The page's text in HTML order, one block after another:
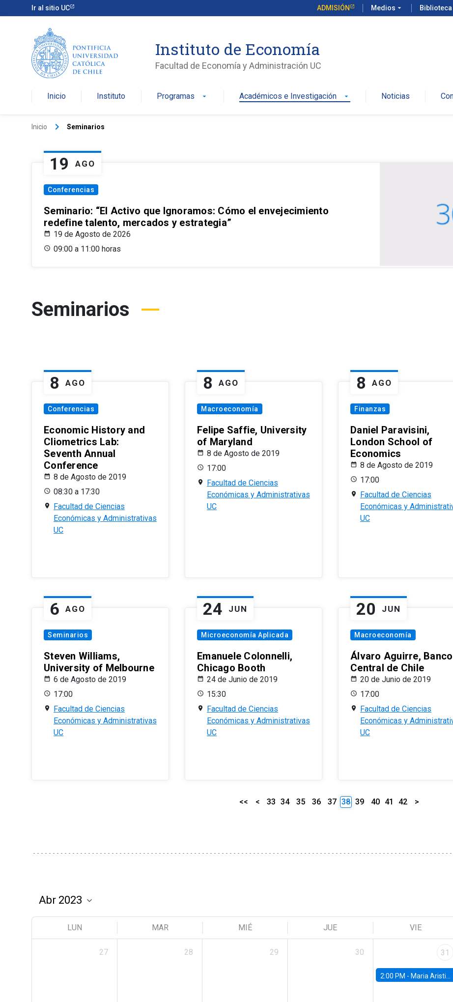
Ir al sitio UC ADMISIÓN Medios arrow_drop_down Biblioteca
Instituto de Economía
Facultad de Economía y Administración UC
Inicio Instituto Programas arrow_drop_down Académicos e Investigación arrow_drop_down Noticias
Inicio keyboard_arrow_right Seminarios
19 AGO
Conferencias
Seminario: “El Activo que Ignoramos: Cómo el envejecimiento
redefine talento, mercados y estrategia”
19 de Agosto de 2026
09:00 a 11:00 horas
Seminarios
8 AGO
Conferencias
Economic History and
Cliometrics Lab:
Seventh Annual
Conference
8 de Agosto de 2019
08:30 a 17:30
Facultad de Ciencias
Económicas y Administrativas
UC
8 AGO
Macroeconomía
Felipe Saffie, University
of Maryland
8 de Agosto de 2019
17:00
Facultad de Ciencias
Económicas y Administrativas
UC
8 AGO
Finanzas
Daniel Paravisini,
London School of
Economics
8 de Agosto de 2019
17:00
Facultad de Ciencias
Económicas y
UC
6 AGO
Seminarios
Steven Williams,
University of Melbourne
6 de Agosto de 2019
17:00
Facultad de Ciencias
Económicas y Administrativas
UC
24 JUN
Microeconomía Aplicada
Emanuele Colonnelli,
Chicago Booth
24 de Junio de 2019
15:30
Facultad de Ciencias
Económicas y Administrativas
UC
20 JUN
Macroeconomía
Álvaro Aguirre, Banco
Central de Chile
20 de Junio de 2019
17:00
Facultad de Ciencias
Económicas y
UC
<< < 33 34 35 36 37 38 39 40 41 42 >
LUN MAR MIÉ JUE VIE
27 28 29 30 31
2:00 PM - Maria Aristizabal-Ramirez, FED Board